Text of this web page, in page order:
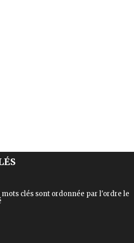
mots clés sont ordonnée par l'ordre le